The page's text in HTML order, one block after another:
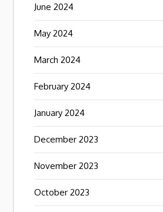
June 2024
May 2024
March 2024
February 2024
January 2024
December 2023
November 2023
October 2023